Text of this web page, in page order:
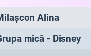
Alina
mică - Disney